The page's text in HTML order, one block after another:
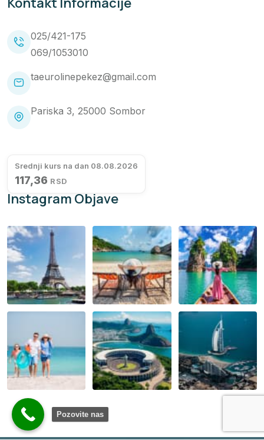
025/421-175
069/1053010
taeurolinepekez@gmail.com
Pariska 3, 25000 Sombor
Srednji kurs na dan 08.08.2026
117,36 RSD
Instagram Objave
Pozovite nas